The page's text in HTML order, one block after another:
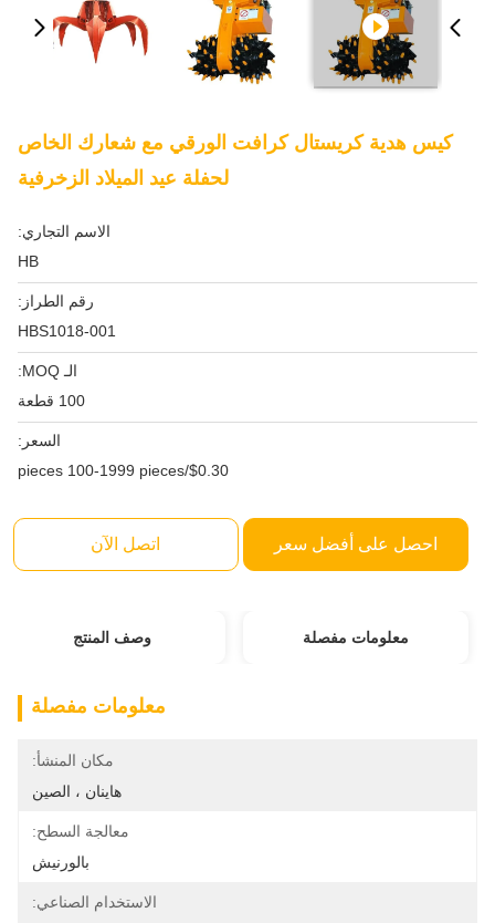
كيس هدية كريستال كرافت الورقي مع شعارك الخاص
لحفلة عيد الميلاد الزخرفية
الاسم التجاري:
HB
رقم الطراز:
HBS1018-001
الـ MOQ:
100 قطعة
السعر:
$0.30/pieces 100-1999 pieces
احصل على أفضل سعر اتصل الآن
معلومات مفصلة وصف المنتج
معلومات مفصلة
مكان المنشأ:
هاينان ، الصين
معالجة السطح:
بالورنيش
الاستخدام الصناعي: